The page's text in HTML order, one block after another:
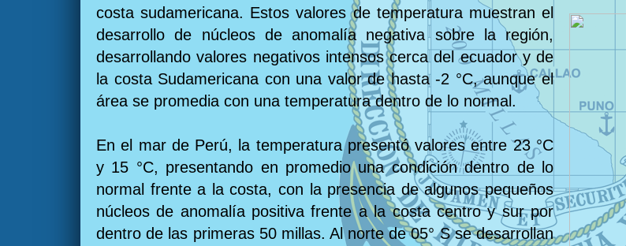
costa sudamericana. Estos valores de temperatura muestran el
desarrollo de núcleos de anomalía negativa sobre la región,
desarrollando valores negativos intensos cerca del ecuador y de
la costa Sudamericana con una valor de hasta -2 °C, aunque el
área se promedia con una temperatura dentro de lo normal.
En el mar de Perú, la temperatura presentó valores entre 23 °C
y 15 °C, presentando en promedio una condición dentro de lo
normal frente a la costa, con la presencia de algunos pequeños
núcleos de anomalía positiva frente a la costa centro y sur por
dentro de las primeras 50 millas. Al norte de 05° S se desarrollan